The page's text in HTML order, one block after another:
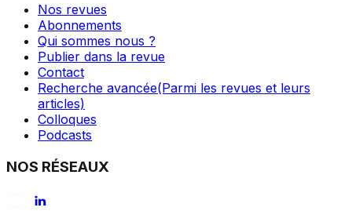
Nos revues
Abonnements
Qui sommes nous ?
Publier dans la revue
Contact
Recherche avancée(Parmi les revues et leurs
articles)
Colloques
Podcasts
NOS RÉSEAUX